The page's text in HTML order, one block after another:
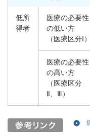
低所
得者
医療の必要性
の低い方
（医療区分Ⅰ）
医療の必要性
の高い方
（医療区分
Ⅱ、Ⅲ）